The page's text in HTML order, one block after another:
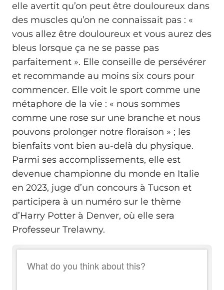
elle avertit qu’on peut être douloureux dans
des muscles qu’on ne connaissait pas : «
vous allez être douloureux et vous aurez des
bleus lorsque ça ne se passe pas
parfaitement ». Elle conseille de persévérer
et recommande au moins six cours pour
commencer. Elle voit le sport comme une
métaphore de la vie : « nous sommes
comme une rose sur une branche et nous
pouvons prolonger notre floraison » ; les
bienfaits vont bien au-delà du physique.
Parmi ses accomplissements, elle est
devenue championne du monde en Italie
en 2023, juge d’un concours à Tucson et
participera à un numéro sur le thème
d’Harry Potter à Denver, où elle sera
Professeur Trelawny.